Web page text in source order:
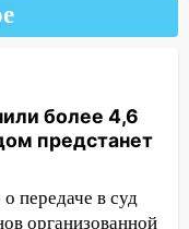
и ограбил:
движение
им
более 4,6
предстанет
о передаче в суд
организованной